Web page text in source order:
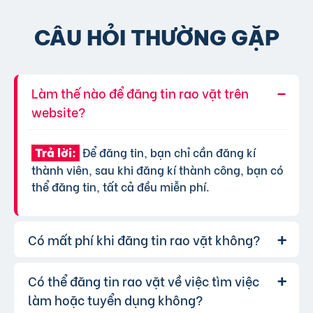
CÂU HỎI THƯỜNG GẶP
Làm thế nào để đăng tin rao vặt trên
website?
Trả lời: Để đăng tin, bạn chỉ cần đăng kí
thành viên, sau khi đăng kí thành công, bạn có
thể đăng tin, tất cả đều miễn phí.
Có mất phí khi đăng tin rao vặt không?
Trả lời: Chúng tôi cung cấp gói đăng tin miễn
phí cơ bản cho tất cả người dùng. Tuy nhiên, để
Có thể đăng tin rao vặt về việc tìm việc
làm hoặc tuyển dụng không?